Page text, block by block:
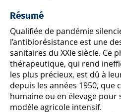
Résumé
Qualifiée de pandémie
l’antibiorésistance est une
sanitaires du XXIe siècle. Ce
thérapeutique, qui rend
les plus précieux, est dû à
depuis les années 1950, que
humaine ou en élevage pour
modèle agricole intensif.